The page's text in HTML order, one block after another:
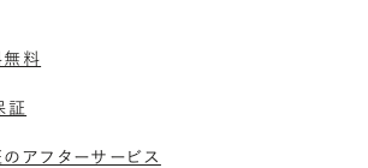
料
証
アフターサービス